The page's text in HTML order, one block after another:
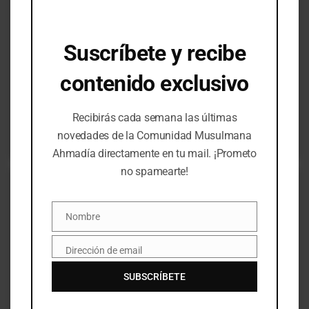
Paz mundial
Valores humanos – Las bases de un mundo pacífico
Hazrat Mirza Masrur Ahmad
Jalifa de la Comunidad Musulmana Ahmadía
35:44
Suscríbete y recibe
contenido exclusivo
Recibirás cada semana las últimas
novedades de la Comunidad Musulmana
Ahmadía directamente en tu mail. ¡Prometo
no spamearte!
Nombre
Nombre
EmailDirección de email
SUBSCRÍBETE